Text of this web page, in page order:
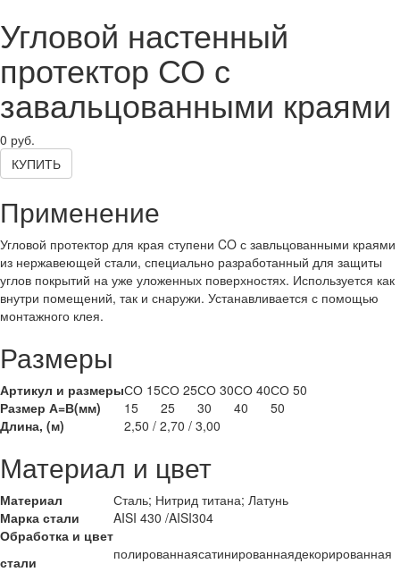
Угловой настенный
протектор СО с
завальцованными краями
0 руб.
КУПИТЬ
Применение
Угловой протектор для края ступени CO с завльцованными краями
из нержавеющей стали, специально разработанный для защиты
углов покрытий на уже уложенных поверхностях. Используется как
внутри помещений, так и снаружи. Устанавливается с помощью
монтажного клея.
Размеры
Артикул и размерыСО 15СО 25СО 30СО 40СО 50
Размер А=В(мм)
15 25 30 40
50
Длина, (м)
2,50 / 2,70 / 3,00
Материал и цвет
Материал
Сталь; Нитрид титана; Латунь
Марка стали
AISI 430 /AISI304
Обработка и цвет
стали
полированнаясатинированнаядекорированная